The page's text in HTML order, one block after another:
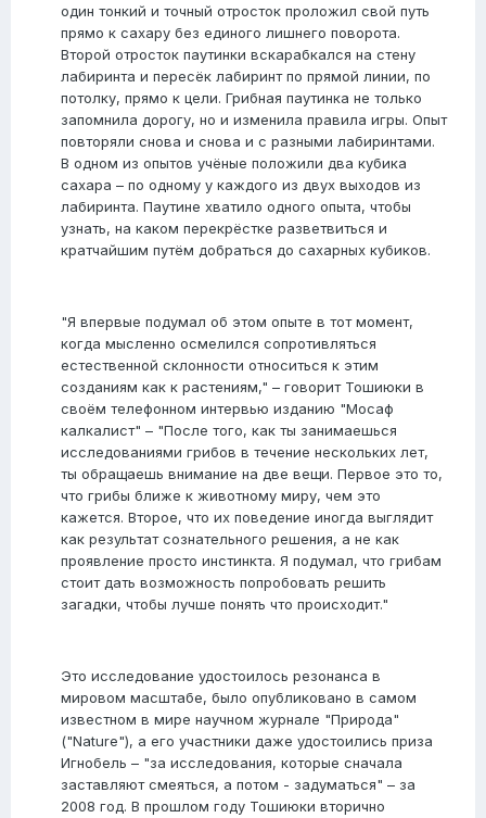
один тонкий и точный отросток проложил свой путь
прямо к сахару без единого лишнего поворота.
Второй отросток паутинки вскарабкался на стену
лабиринта и пересёк лабиринт по прямой линии, по
потолку, прямо к цели. Грибная паутинка не только
запомнила дорогу, но и изменила правила игры. Опыт
повторяли снова и снова и с разными лабиринтами.
В одном из опытов учёные положили два кубика
сахара – по одному у каждого из двух выходов из
лабиринта. Паутине хватило одного опыта, чтобы
узнать, на каком перекрёстке разветвиться и
кратчайшим путём добраться до сахарных кубиков.
"Я впервые подумал об этом опыте в тот момент,
когда мысленно осмелился сопротивляться
естественной склонности относиться к этим
созданиям как к растениям," – говорит Тошиюки в
своём телефонном интервью изданию "Мосаф
калкалист" – "После того, как ты занимаешься
исследованиями грибов в течение нескольких лет,
ты обращаешь внимание на две вещи. Первое это то,
что грибы ближе к животному миру, чем это
кажется. Второе, что их поведение иногда выглядит
как результат сознательного решения, а не как
проявление просто инстинкта. Я подумал, что грибам
стоит дать возможность попробовать решить
загадки, чтобы лучше понять что происходит."
Это исследование удостоилось резонанса в
мировом масштабе, было опубликовано в самом
известном в мире научном журнале "Природа"
("Nature"), а его участники даже удостоились приза
Игнобель – "за исследования, которые сначала
заставляют смеяться, а потом - задуматься" – за
2008 год. В прошлом году Тошиюки вторично